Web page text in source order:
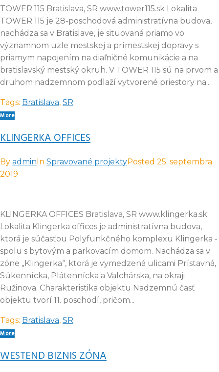
TOWER 115 Bratislava, SR www.tower115.sk Lokalita
TOWER 115 je 28-poschodová administratívna budova,
nachádza sa v Bratislave, je situovaná priamo vo
významnom uzle mestskej a prímestskej dopravy s
priamym napojením na diaľničné komunikácie a na
bratislavský mestský okruh. V TOWER 115 sú na prvom a
druhom nadzemnom podlaží vytvorené priestory na...
Tags: Bratislava, SR
More
KLINGERKA OFFICES
By admin In Spravované projektyPosted 25. septembra
2019
KLINGERKA OFFICES Bratislava, SR www.klingerka.sk
Lokalita Klingerka offices je administratívna budova,
ktorá je súčasťou Polyfunkčného komplexu Klingerka -
spolu s bytovým a parkovacím domom. Nachádza sa v
zóne „Klingerka“, ktorá je vymedzená ulicami Prístavná,
Súkennícka, Plátennícka a Valchárska, na okraji
Ružinova. Charakteristika objektu Nadzemnú časť
objektu tvorí 11. poschodí, pričom...
Tags: Bratislava, SR
More
WESTEND BIZNIS ZÓNA